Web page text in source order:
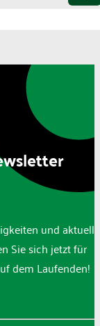
und aktuelle
Sie sich jetzt für
dem Laufenden!